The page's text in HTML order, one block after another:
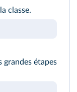
classe.
étapes